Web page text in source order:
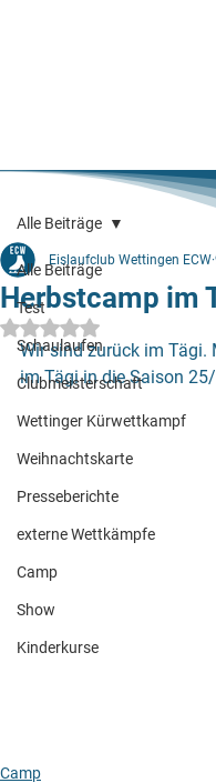
Alle Beiträge
Test
Schaulaufen
Clubmeisterschaft
Wettinger Kürwettkampf
Weihnachtskarte
Presseberichte
externe Wettkämpfe
Camp
Show
Kinderkurse
Alle Beiträge
Herbstcamp im
Eislaufclub Wettingen ECW
Mit NaN von 5 Sternen
Wir sind zurück im
im Tägi in die Saison
Camp